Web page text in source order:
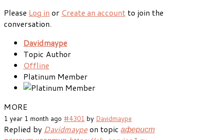
Please Log in or Create an account to join the
conversation.
Davidmaype
Topic Author
Offline
Platinum Member
MORE
1 year 1 month ago #4301 by Davidmaype
Replied by Davidmaypeon topic аферист